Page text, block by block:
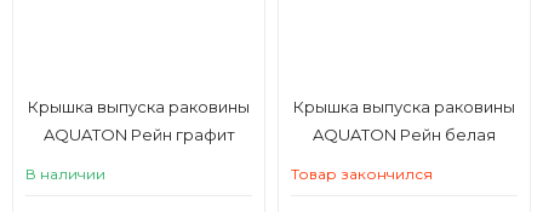
Крышка выпуска раковины
AQUATON Рейн графит
В наличии
Крышка выпуска раковины
AQUATON Рейн белая
Товар закончился